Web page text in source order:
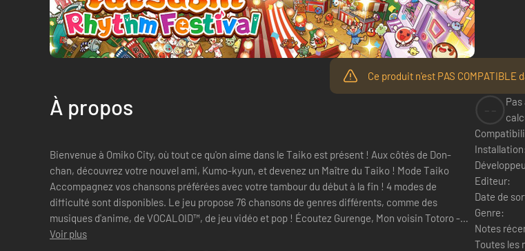
Ce produit n'est PAS COMPATIBLE
À propos
Bienvenue à Omiko City, où tout ce qu'on aime dans le Taiko est présent ! Aux côtés de Don-
chan, découvrez votre nouvel ami, Kumo-kyun, et devenez un Maître du Taiko ! Mode Taiko
Accompagnez vos chansons préférées avec votre tambour du début à la fin ! 4 modes de
difficulté sont disponibles. Le jeu propose 76 chansons de genres différents, comme des
musiques d'anime, de VOCALOID™, de jeu vidéo et pop ! Écoutez Gurenge, Mon voisin Totoro -
Générique de fin, Charles,...
Voir plus
Editeur:
Date de
Genre:
Notes
Toutes les